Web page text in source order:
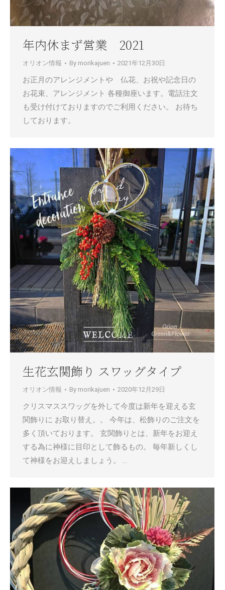
年内休まず営業 2021
オリオン情報 By morikajuen 2021年12月30日
お正月のアレンジメントや 仏花、お祝や記念日の
お花束、アレンジメント 各種御座います。電話注文
も受け付けておりますのでご利用ください。 お待ち
しております。
生花玄関飾り スワッグタイプ
オリオン情報 By morikajuen 2020年12月29日
クリスマススワッグを外して今度は新年を迎える玄
関飾りに お取り替え。。 今年は、松飾りのご注文を
多く頂いております。 玄関飾りとは、新年をお迎え
する為に神様に目印として飾るもの。 毎年新しくし
て神様をお迎えしましょう。 …